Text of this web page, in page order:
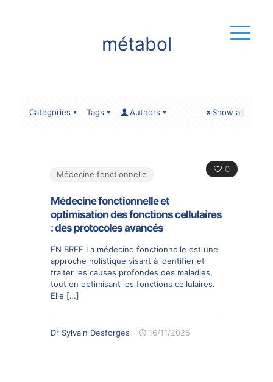
métabol
Categories Tags Authors Show all
0
Médecine fonctionnelle
Médecine fonctionnelle et
optimisation des fonctions cellulaires
: des protocoles avancés
EN BREF La médecine fonctionnelle est une
approche holistique visant à identifier et
traiter les causes profondes des maladies,
tout en optimisant les fonctions cellulaires.
Elle […]
Dr Sylvain Desforges 16/11/2025